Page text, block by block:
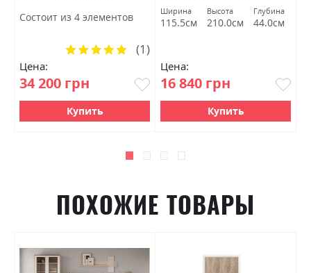
Состоит из 4 элементов
Цена:
34 200 грн
Рейтинг:
(1)
Купить
Ширина
115.5см
Высота
210.0см
Глубина
44.0см
Цена:
16 840 грн
Купить
ПОХОЖИЕ ТОВАРЫ